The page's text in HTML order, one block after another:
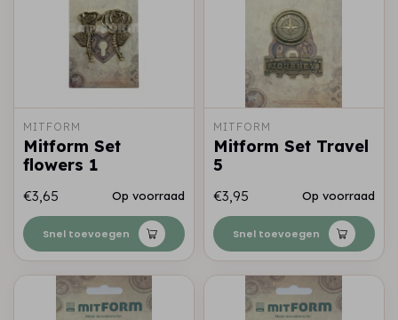
MITFORM
Mitform Set
flowers 1
€3,65 Op voorraad
Snel toevoegen
MITFORM
Mitform Set Travel
5
€3,95 Op voorraad
Snel toevoegen